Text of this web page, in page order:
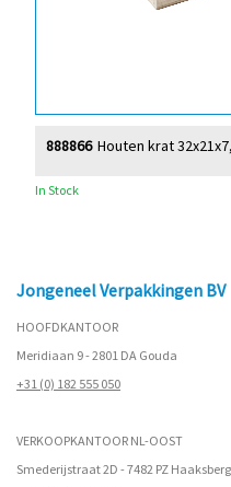
Houten krat
888866
In Stock
Jongeneel Verpakkingen BV
HOOFDKANTOOR
Meridiaan 9 - 2801 DA Gouda
+31 (0) 182 555 050
VERKOOPKANTOOR NL-OOST
Smederijstraat 2D - 7482 PZ